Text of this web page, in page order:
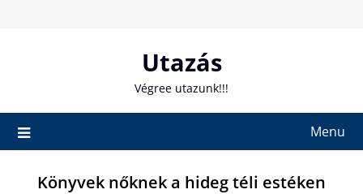
Utazás
Végree utazunk!!!
Menu
Könyvek nőknek a hideg téli estéken